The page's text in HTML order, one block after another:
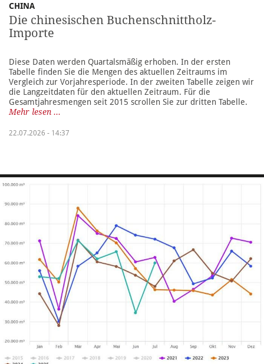
CHINA
Die chinesischen Buchenschnittholz-
Importe
Diese Daten werden Quartalsmäßig erhoben. In der ersten
Tabelle finden Sie die Mengen des aktuellen Zeitraums im
Vergleich zur Vorjahresperiode. In der zweiten Tabelle zeigen wir
die Langzeitdaten für den aktuellen Zeitraum. Für die
Gesamtjahresmengen seit 2015 scrollen Sie zur dritten Tabelle.
Mehr lesen ...
22.07.2026 - 14:37